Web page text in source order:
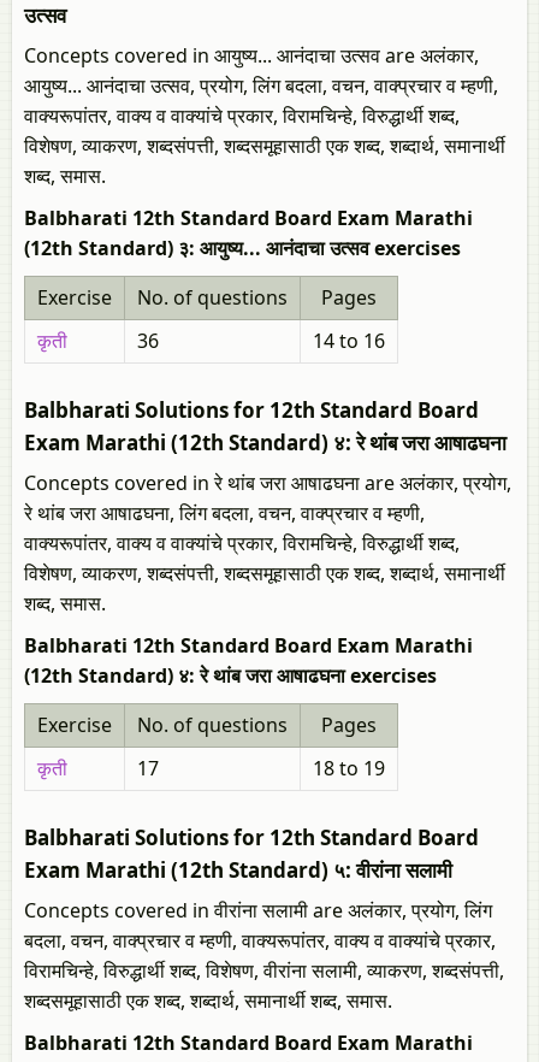
उत्सव
Concepts covered in आयुष्य... आनंदाचा उत्सव are अलंकार,
आयुष्य... आनंदाचा उत्सव, प्रयोग, लिंग बदला, वचन, वाक्प्रचार व म्हणी,
वाक्यरूपांतर, वाक्य व वाक्यांचे प्रकार, विरामचिन्हे, विरुद्धार्थी शब्द,
विशेषण, व्याकरण, शब्दसंपत्ती, शब्दसमूहासाठी एक शब्द, शब्दार्थ, समानार्थी
शब्द, समास.
Balbharati 12th Standard Board Exam Marathi
(12th Standard) ३: आयुष्य... आनंदाचा उत्सव exercises
Exercise
No. of questions
Pages
कृती
36 14 to 16
Balbharati Solutions for 12th Standard Board
Exam Marathi (12th Standard) ४: रे थांब जरा आषाढघना
Concepts covered in रे थांब जरा आषाढघना are अलंकार, प्रयोग,
रे थांब जरा आषाढघना, लिंग बदला, वचन, वाक्प्रचार व म्हणी,
वाक्यरूपांतर, वाक्य व वाक्यांचे प्रकार, विरामचिन्हे, विरुद्धार्थी शब्द,
विशेषण, व्याकरण, शब्दसंपत्ती, शब्दसमूहासाठी एक शब्द, शब्दार्थ, समानार्थी
शब्द, समास.
Balbharati 12th Standard Board Exam Marathi
(12th Standard) ४: रे थांब जरा आषाढघना exercises
Exercise
No. of questions
Pages
कृती
17 18 to 19
Balbharati Solutions for 12th Standard Board
Exam Marathi (12th Standard) ५: वीरांना सलामी
Concepts covered in वीरांना सलामी are अलंकार, प्रयोग, लिंग
बदला, वचन, वाक्प्रचार व म्हणी, वाक्यरूपांतर, वाक्य व वाक्यांचे प्रकार,
विरामचिन्हे, विरुद्धार्थी शब्द, विशेषण, वीरांना सलामी, व्याकरण, शब्दसंपत्ती,
शब्दसमूहासाठी एक शब्द, शब्दार्थ, समानार्थी शब्द, समास.
Balbharati 12th Standard Board Exam Marathi